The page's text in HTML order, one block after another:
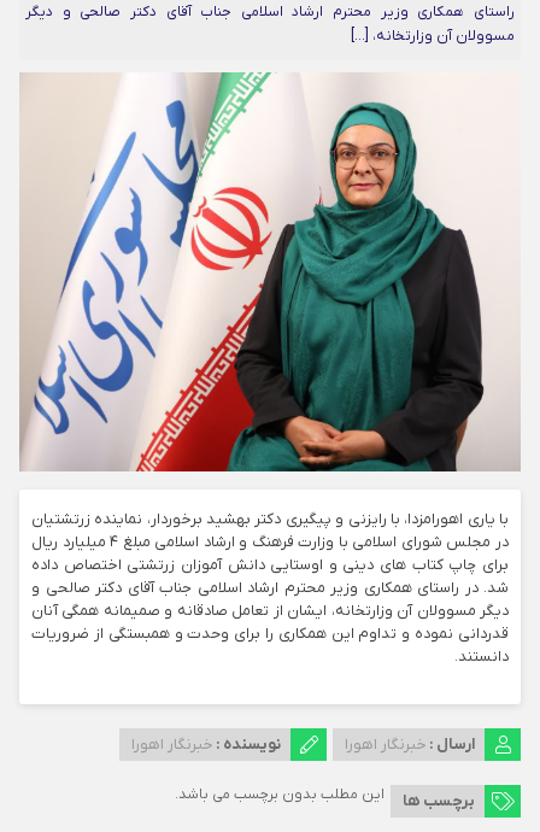
راستای همکاری وزیر محترم ارشاد اسلامی جناب آقای دکتر صالحی و دیگر
مسوولان آن وزارتخانه، […]
با یاری اهورامزدا، با رایزنی و پیگیری دکتر بهشید برخوردار، نماینده زرتشتیان
در مجلس شورای اسلامی با وزارت فرهنگ و ارشاد اسلامی مبلغ ۴ میلیارد ریال
برای چاپ کتاب های دینی و اوستایی دانش آموزان زرتشتی اختصاص داده
شد. در راستای همکاری وزیر محترم ارشاد اسلامی جناب آقای دکتر صالحی و
دیگر مسوولان آن وزارتخانه، ایشان از تعامل صادقانه و صمیمانه همگی آنان
قدردانی نموده و تداوم این همکاری را برای وحدت و همبستگی از ضروریات
دانستند.
ارسال : خبرنگار اهورا نویسنده : خبرنگار اهورا
برچسب ها این مطلب بدون برچسب می باشد.